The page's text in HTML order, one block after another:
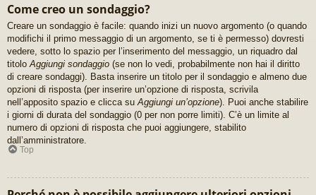
Come creo un sondaggio?
Creare un sondaggio è facile: quando inizi un nuovo argomento (o quando
modifichi il primo messaggio di un argomento, se ti è permesso) dovresti
vedere, sotto lo spazio per l’inserimento del messaggio, un riquadro dal
titolo Aggiungi sondaggio (se non lo vedi, probabilmente non hai il diritto
di creare sondaggi). Basta inserire un titolo per il sondaggio e almeno due
opzioni di risposta (per inserire un’opzione di risposta, scrivila
nell’apposito spazio e clicca su Aggiungi un’opzione). Puoi anche stabilire
i giorni di durata del sondaggio (0 per non porre limiti). C’è un limite al
numero di opzioni di risposta che puoi aggiungere, stabilito
dall’amministratore.
Top